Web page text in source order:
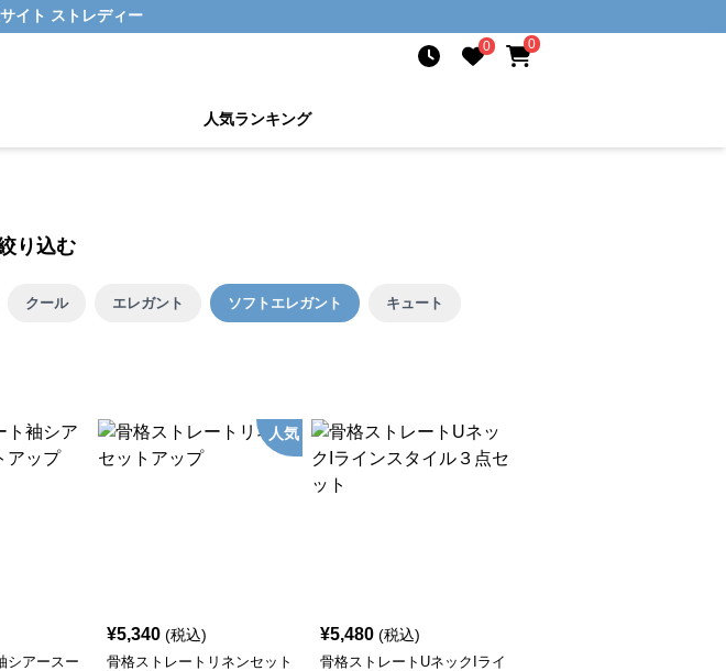
イト ストレディー
0 0
人気ランキング
り込む
クール エレガント ソフトエレガント キュート
シアースー
人気
¥5,340 (税込)
骨格ストレートリネンセット
¥5,480 (税込)
骨格ストレートUネックIライ